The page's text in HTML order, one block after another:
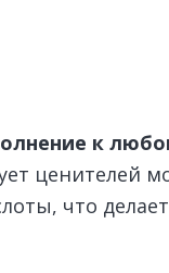
к
ценителей
что